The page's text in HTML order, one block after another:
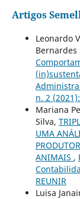
Artigos
Leonardo
Bernardes
n. 2
Mariana
Silva,
UMA
ANIMAIS ,
REUNIR
Luisa